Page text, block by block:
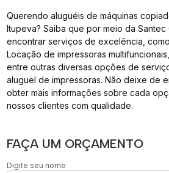
Querendo aluguéis de máquinas
Itupeva? Saiba que por meio da
encontrar serviços de excelência,
Locação de impressoras
entre outras diversas opções de
aluguel de impressoras. Não deixe de
obter mais informações sobre cada
nossos clientes com qualidade.
FAÇA UM ORÇAMENTO
Digite seu nome